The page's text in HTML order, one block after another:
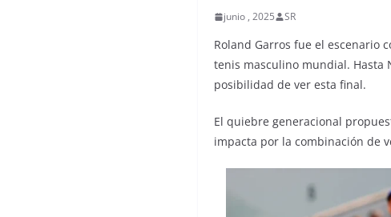
junio , 2025 SR
Roland Garros fue el escenario
tenis masculino mundial. Hasta
posibilidad de ver esta final.
El quiebre generacional
impacta por la combinación de